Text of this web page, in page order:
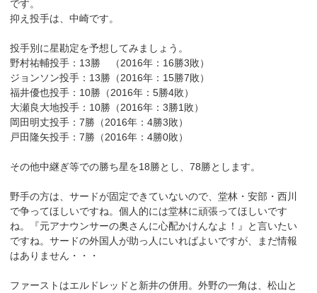
です。
抑え投手は、中崎です。
投手別に星勘定を予想してみましょう。
野村祐輔投手：13勝 （2016年：16勝3敗）
ジョンソン投手：13勝（2016年：15勝7敗）
福井優也投手：10勝（2016年：5勝4敗）
大瀬良大地投手：10勝（2016年：3勝1敗）
岡田明丈投手：7勝（2016年：4勝3敗）
戸田隆矢投手：7勝（2016年：4勝0敗）
その他中継ぎ等での勝ち星を18勝とし、78勝とします。
野手の方は、サードが固定できていないので、堂林・安部・西川
で争ってほしいですね。個人的には堂林に頑張ってほしいです
ね。『元アナウンサーの奥さんに心配かけんなよ！』と言いたい
ですね。サードの外国人が助っ人にいればよいですが、まだ情報
はありません・・・
ファーストはエルドレッドと新井の併用。外野の一角は、松山と